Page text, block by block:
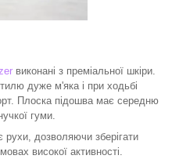
виконані з преміальної шкіри.
дуже м'яка і при ходьбі
Плоска підошва має середню
гуми.
рухи, дозволяючи зберігати
високої активності.